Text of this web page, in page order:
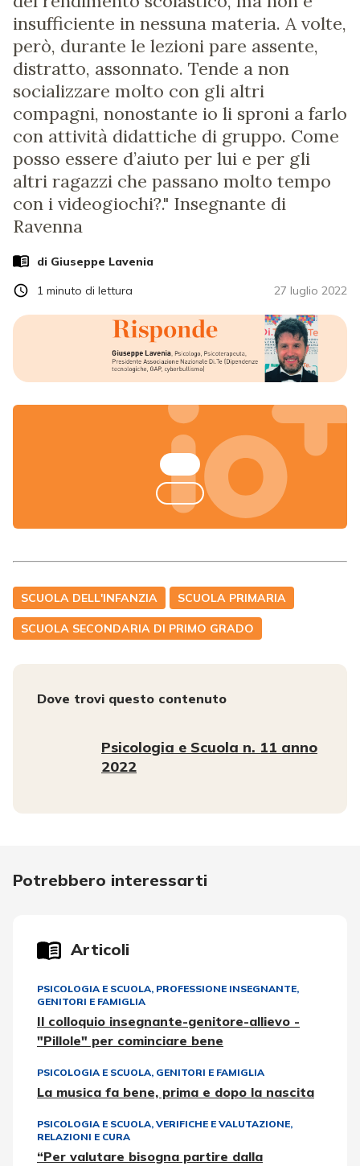
insufficiente in nessuna materia. A volte,
però, durante le lezioni pare assente,
distratto, assonnato. Tende a non
socializzare molto con gli altri
compagni, nonostante io li sproni a farlo
con attività didattiche di gruppo. Come
posso essere d’aiuto per lui e per gli
altri ragazzi che passano molto tempo
con i videogiochi?." Insegnante di
Ravenna
di Giuseppe Lavenia
27 luglio 2022
1 minuto di lettura
SCUOLA DELL'INFANZIA SCUOLA PRIMARIA
SCUOLA SECONDARIA DI PRIMO GRADO
Dove trovi questo contenuto
Psicologia e Scuola n. 11 anno
2022
Potrebbero interessarti
Articoli
PSICOLOGIA E SCUOLA, PROFESSIONE INSEGNANTE,
GENITORI E FAMIGLIA
Il colloquio insegnante-genitore-allievo -
"Pillole" per cominciare bene
PSICOLOGIA E SCUOLA, GENITORI E FAMIGLIA
La musica fa bene, prima e dopo la nascita
PSICOLOGIA E SCUOLA, VERIFICHE E VALUTAZIONE,
RELAZIONI E CURA
“Per valutare bisogna partire dalla